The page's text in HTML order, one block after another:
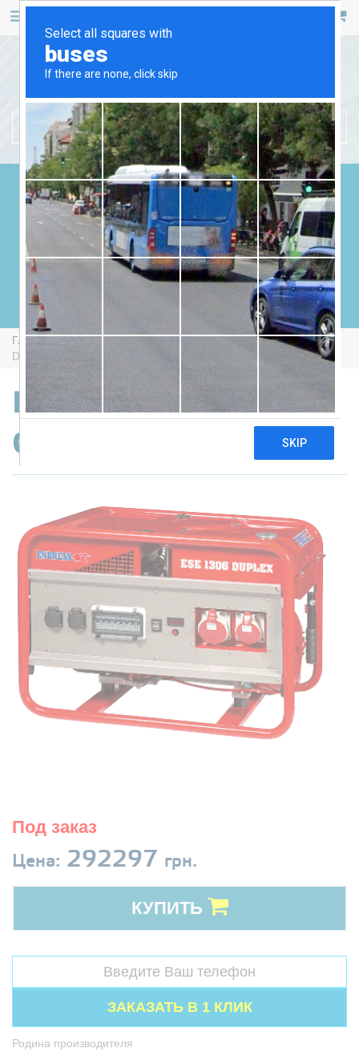
БЕНЗИНОВЫЕ ГЕНЕРАТОРЫ
ДИЗЕЛЬНЫЕ ГЕНЕРАТОРЫ
ГАЗОВЫЕ ГЕНЕРАТОРЫ
СВАРОЧНЫЕ ГЕНЕРАТОРЫ
ГЕНЕРАТОРЫ ОТ ВОМ
Главная Бензиновые Генераторы
Endress ESE 1306
DSG-GT ES Duplex
Endress ESE 1306 DSG-
GT ES Duplex
Под заказ
Цена: 292297 грн.
КУПИТЬ
Родина производителя